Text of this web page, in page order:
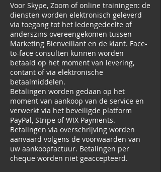
Voor Skype, Zoom of online trainingen: de
diensten worden elektronisch geleverd
via toegang tot het ledengedeelte of
anderszins overeengekomen tussen
Marketing Bienveillant en de klant. Face-
to-face consulten kunnen worden
betaald op het moment van levering,
contant of via elektronische
betaalmiddelen.
Betalingen worden gedaan op het
moment van aankoop van de service en
verwerkt via het beveiligde platform
PayPal, Stripe of WIX Payments.
Betalingen via overschrijving worden
aanvaard volgens de voorwaarden van
uw aankoopfactuur. Betalingen per
cheque worden niet geaccepteerd.